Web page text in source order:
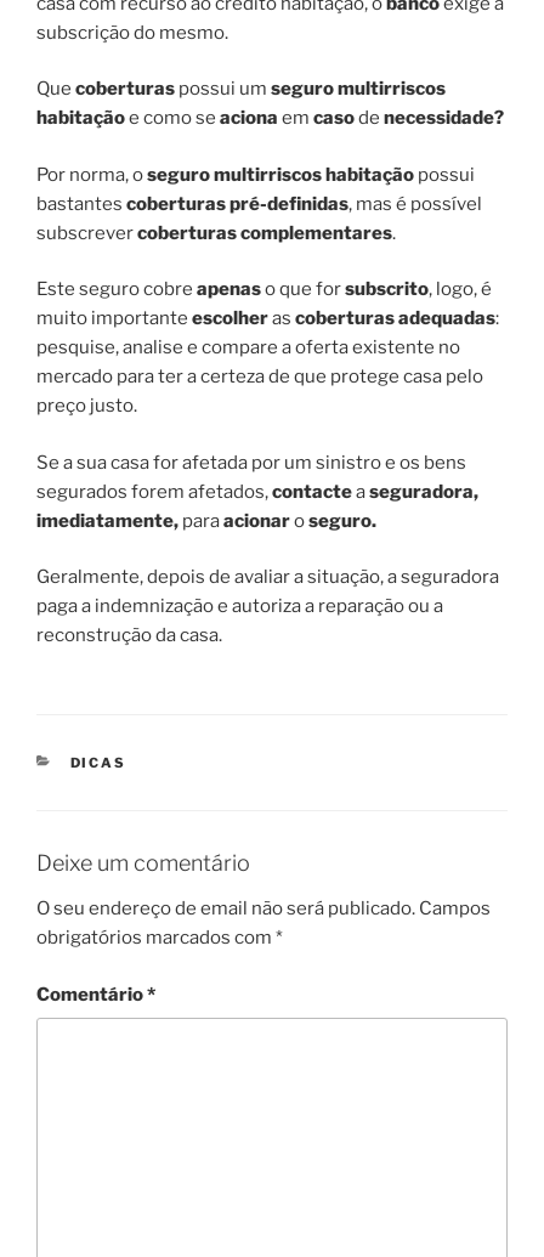
subscrição do mesmo.
Que coberturas possui um seguro multirriscos
habitaçãoe como se aciona em casode necessidade?
Por norma, oseguro multirriscos habitação possui
bastantes coberturas pré-definidas, mas é possível
subscrevercoberturas complementares.
Este seguro cobre apenaso que forsubscrito, logo, é
muito importante escolheras coberturas adequadas:
pesquise, analise e compare a oferta existente no
mercado para ter a certeza de que protege casa pelo
preço justo.
Se a sua casa for afetada por um sinistro e os bens
segurados forem afetados,contacteaseguradora,
imediatamente, paraacionaroseguro.
Geralmente, depois de avaliar a situação, a seguradora
paga a indemnização e autoriza a reparação ou a
reconstrução da casa.
CATEGORIAS
DICAS
Deixe um comentário
O seu endereço de email não será publicado. Campos
obrigatórios marcados com *
Comentário*